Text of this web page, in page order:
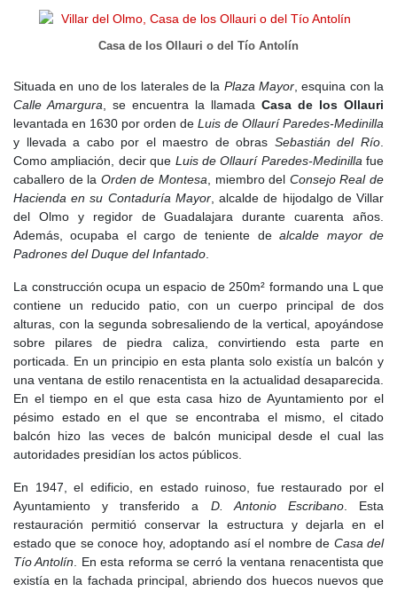
Unos años después, algunas de estas aldeas, entre ellas
servicios prestados a Alfonso VII . Esta situación continuó hasta
tras la victoria castellana en labatalla de Las Navas de Tolosa,
recibió deAlfonso VIIIun privilegio que anulaba los acuerdos con
Segovia y devolvía estas villas alArzobispado de Toledo.
Según las Relaciones de Lorenzanade 1782, la repoblación de
Villar del Olmo fue llevada a cabo principalmente por órdenes
militares, al igual que en muchas otras aldeas. Sin embargo, su
dominio no duró demasiado, ya que en 1310, tras lasentencia de
Salamanca, sus bienes fueron confiscados. Esta sentencia
confirmó la disolución de laOrden del Temple
orden en toda Europa en 1312 con la bulaVox in excelosdel
papaClemente V.
A finales delsiglo XV, con el fin de mantener el control fiscal y
administrativo de las aldeas, la tierra deAlcalá se dividió en cinco
quartos, similares a los sexmos.Villar del Olmoquedó
encuadrado en elCuarto de Pezuela, junto conCorpa,Olmeda y
Orusco . No obstante, pese a esta división,Villar del Olmo
continuó dependiendo directamente deAlcaláy, en algunos
aspectos, dePezuela.
A mediados delsiglo XVI,Felipe IIconcedió el carácter de
villazgo a muchas poblaciones deAlcalá
a cambio de
contraprestaciones económicas. En 1561,Villar del Olmoadquirió
la categoría de villa eximida, coincidiendo con el traslado de la
corte aMadrid. En 1579, la villa fue adquirida porSancho de
Vera, quien en 1581 la vendió aDiego Sarmiento de Acuña.
Casa de los Ollauri o del Tío Antolín
Situada en uno de los laterales de la Plaza Mayor, esquina con la
Calle Amargura, se encuentra la llamada Casa de los Ollauri
levantada en 1630 por orden de Luis de Ollaurí Paredes-Medinilla
y llevada a cabo por el maestro de obras Sebastián del Río.
Como ampliación, decir que Luis de Ollaurí Paredes-Medinillafue
caballero de la Orden de Montesa, miembro del Consejo Real de
Hacienda en su Contaduría Mayor, alcalde de hijodalgo de Villar
del Olmo y regidor de Guadalajara durante cuarenta años.
Además, ocupaba el cargo de teniente dealcalde mayor de
Padrones del Duque del Infantado.
La construcción ocupa un espacio de 250m² formando una L que
contiene un reducido patio, con un cuerpo principal de dos
alturas, con la segunda sobresaliendo de la vertical, apoyándose
sobre pilares de piedra caliza, convirtiendo esta parte en
porticada. En un principio en esta planta solo existía un balcón y
una ventana de estilo renacentista en la actualidad desaparecida.
En el tiempo en el que esta casa hizo de Ayuntamiento por el
pésimo estado en el que se encontraba el mismo, el citado
balcón hizo las veces de balcón municipal desde el cual las
autoridades presidían los actos públicos.
En 1947, el edificio, en estado ruinoso, fue restaurado por el
Ayuntamiento y transferido a D. Antonio Escribano. Esta
restauración permitió conservar la estructura y dejarla en el
estado que se conoce hoy, adoptando así el nombre de Casa del
Tío Antolín. En esta reforma se cerró la ventana renacentista que
existía en la fachada principal, abriendo dos huecos nuevos que